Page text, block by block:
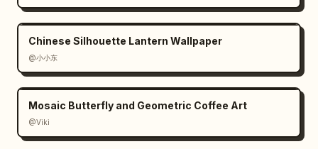
Chinese Silhouette Lantern Wallpaper
@小小东
Mosaic Butterfly and Geometric Coffee Art
@Viki